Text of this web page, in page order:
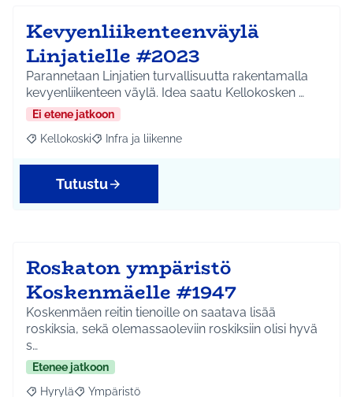
Kevyenliikenteenväylä
Linjatielle #2023
Parannetaan Linjatien turvallisuutta rakentamalla
kevyenliikenteen väylä. Idea saatu Kellokosken …
Ei etene jatkoon
Rajaa tulokset aihepiirin mukaan: Kellokoski
Kellokoski Rajaa tulokset teeman mukaan: Infra ja liikenne
Infra ja liikenne
Tutustu
Roskaton ympäristö
Koskenmäelle #1947
Koskenmäen reitin tienoille on saatava lisää
roskiksia, sekä olemassaoleviin roskiksiin olisi hyvä
s…
Etenee jatkoon
Hyrylä Ympäristö